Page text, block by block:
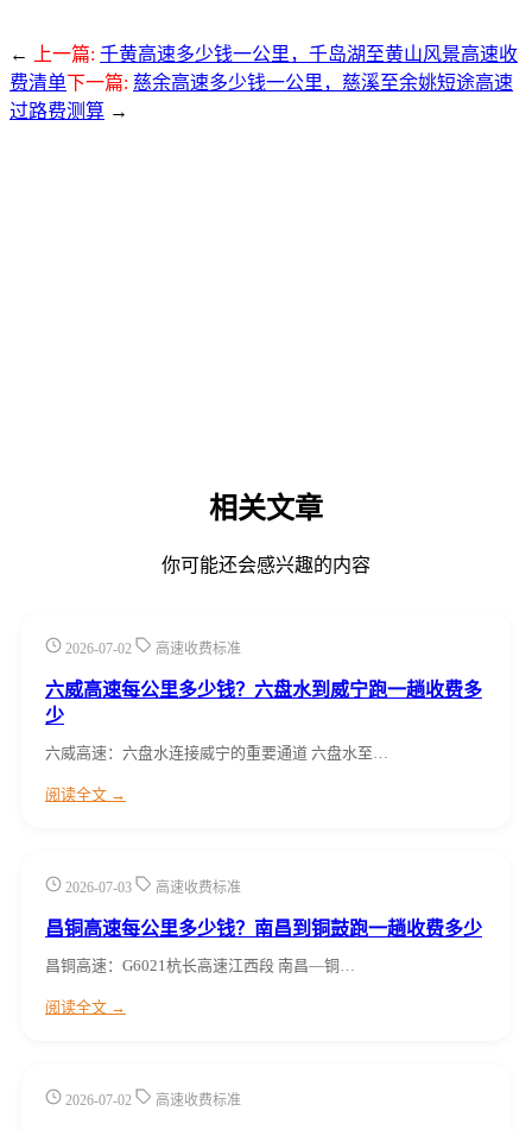
← 上一篇: 千黄高速多少钱一公里，千岛湖至黄山风景高速收
费清单下一篇: 慈余高速多少钱一公里，慈溪至余姚短途高速
过路费测算 →
相关文章
你可能还会感兴趣的内容
2026-07-02 高速收费标准
六威高速每公里多少钱？六盘水到威宁跑一趟收费多
少
六威高速：六盘水连接威宁的重要通道 六盘水至…
阅读全文 →
2026-07-03 高速收费标准
昌铜高速每公里多少钱？南昌到铜鼓跑一趟收费多少
昌铜高速：G6021杭长高速江西段 南昌—铜…
阅读全文 →
2026-07-02 高速收费标准